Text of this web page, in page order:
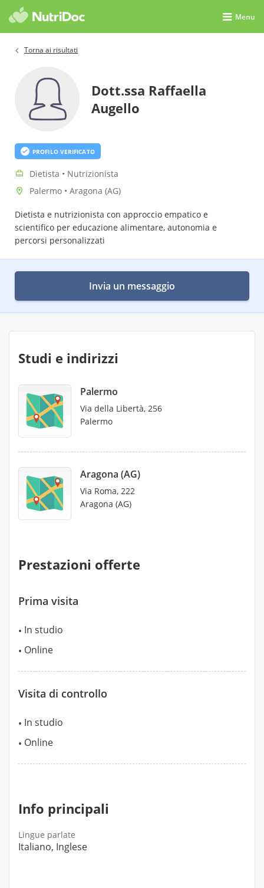
Menu
Torna ai risultati
Dott.ssa Raffaella
Augello
PROFILO VERIFICATO
Dietista • Nutrizionista
Palermo • Aragona (AG)
Dietista e nutrizionista con approccio empatico e
scientifico per educazione alimentare, autonomia e
percorsi personalizzati
Invia un messaggio
Studi e indirizzi
Palermo
Via della Libertà, 256
Palermo
Aragona (AG)
Via Roma, 222
Aragona (AG)
Prestazioni offerte
Prima visita
In studio
Online
Visita di controllo
In studio
Online
Info principali
Lingue parlate
Italiano, Inglese